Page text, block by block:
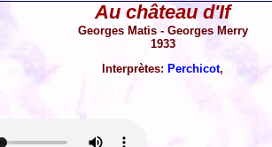
Au château d'If
Georges Matis - Georges Merry
1933
Interprètes: Perchicot,